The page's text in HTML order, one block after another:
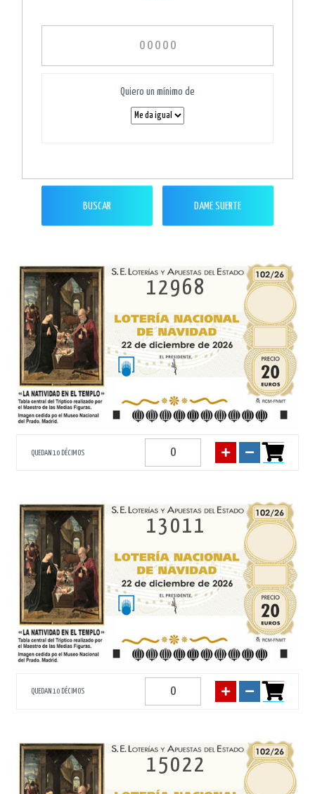
Quiero un mínimo de
BUSCAR DAME SUERTE
12968
QUEDAN 10 DÉCIMOS
13011
QUEDAN 10 DÉCIMOS
15022